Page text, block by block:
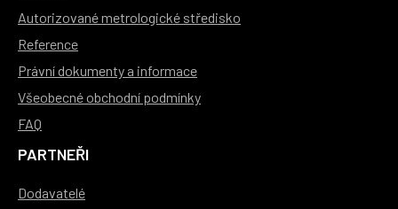
Autorizované metrologické středisko
Reference
Právní dokumenty a informace
Všeobecné obchodní podmínky
FAQ
PARTNEŘI
Dodavatelé